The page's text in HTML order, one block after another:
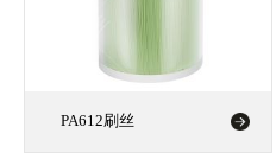
PA612刷丝